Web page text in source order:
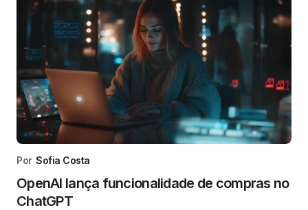
Por Sofia Costa
OpenAI lança funcionalidade de compras no
ChatGPT